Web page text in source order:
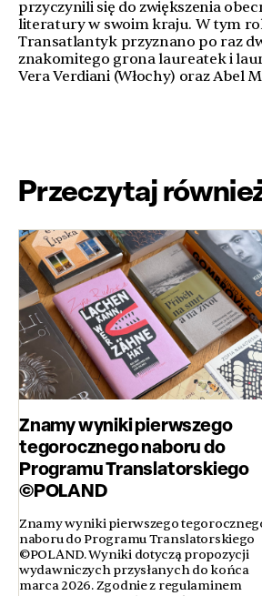
przyczynili się do zwiększenia
literatury w swoim kraju. W tym
Transatlantyk przyznano po raz
znakomitego grona laureatek i
Vera Verdiani (Włochy) oraz Abel
Przeczytaj
Znamy wyniki pierwszego
tegorocznego naboru do
Programu Translatorskiego
©POLAND
Znamy wyniki pierwszego
naboru do Programu Translatorskiego
©POLAND. Wyniki dotyczą propozycji
wydawniczych przysłanych do końca
marca 2026. Zgodnie z regulaminem